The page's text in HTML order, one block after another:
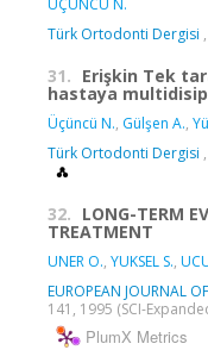
ÜÇÜNCÜ N.
Türk Ortodonti Dergisi
31. Erişkin Tek
hastaya
Üçüncü N., Gülşen A.,
Türk Ortodonti Dergisi
32. LONG-TERM
TREATMENT
UNER O., YUKSEL S.,
EUROPEAN JOURNAL
141, 1995 (SCI-
PlumX Metrics